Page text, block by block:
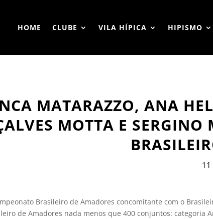
HOME CLUBE VILA HÍPICA HIPISMO
MATARAZZO, ANA
MOTTA E
11
Brasileiro de Amadores concomitante com o
de Amadores nada menos que 400 conjuntos: categoria